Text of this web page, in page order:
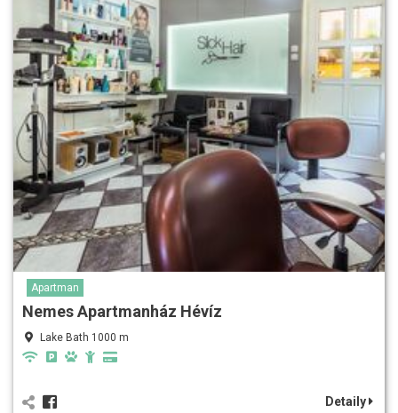
Apartman
Nemes Apartmanház Hévíz
Lake Bath 1000 m
Detaily